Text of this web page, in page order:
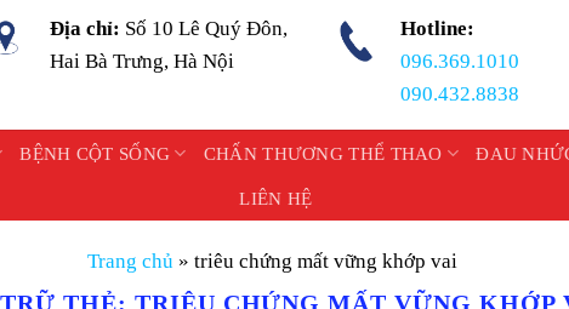
Địa chỉ: Số 10 Lê Quý Đôn,
Hai Bà Trưng, Hà Nội
Hotline:
096.369.1010
090.432.8838
BỆNH CỘT SỐNG CHẤN THƯƠNG THỂ THAO ĐAU
LIÊN HỆ
Trang chủ » triêu chứng mất vững khớp vai
THẺ: TRIÊU CHỨNG MẤT VỮNG KHỚP